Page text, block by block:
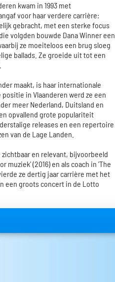
kwam in 1993 met
voor haar verdere carrière:
gebracht, met een sterke focus
volgden bouwde Dana Winner een
ze moeiteloos een brug sloeg
ballads. Ze groeide uit tot een
maakt, is haar internationale
in Vlaanderen werd ze een
meer Nederland, Duitsland en
opvallend grote populariteit
releases en een repertoire
van de Lage Landen.
en relevant, bijvoorbeeld
muziek' (2016) en als coach in 'The
ze dertig jaar carrière met het
een groots concert in de Lotto